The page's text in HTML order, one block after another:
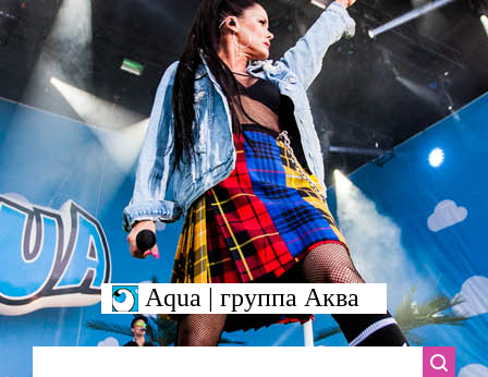
Aqua | группа Аква